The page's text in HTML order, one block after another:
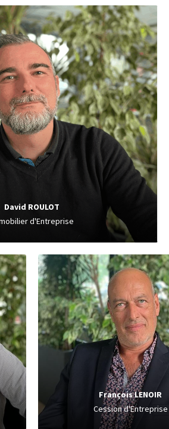
BOURDREL
d'Entreprise
David ROULOT
d'Entreprise
Olivier PELLERIN
Fonds de Commerce CHR
Cafés, Hôtels, Restaurants
François LENOIR
Cession d'Entreprise